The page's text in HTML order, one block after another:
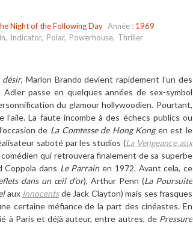
Night of the Following Day Année : 1969
, Indicator, Polar, Powerhouse, Thriller
désir, Marlon Brando devient rapidement l’un des
Adler passe en quelques années de sex-symbol
du glamour hollywoodien. Pourtant,
l’aile. La faute incombe àdes échecs publics ou
’occasion de La Comtesse de Hong Kongen est le
saboté par les studios (La Vengeance aux
qui retrouvera finalement de sa superbe
Coppola dans Le Parrainen 1972. Avant cela, ce
dans un œil d’or), Arthur Penn (La Poursuite
aux Innocentsde Jack Clayton) mais ses frasques
certaine méfiance de la part des cinéastes. En
é à Paris et déjàauteur, entre autres, de Pressure